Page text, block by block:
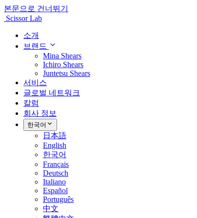
본문으로 건너뛰기
Scissor Lab
소개
브랜드
Mina Shears
Ichiro Shears
Juntetsu Shears
서비스
글로벌 네트워크
칼럼
회사 정보
한국어
日本語
English
한국어
Français
Deutsch
Italiano
Español
Português
中文